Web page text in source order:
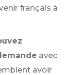
français à
avec
avoir